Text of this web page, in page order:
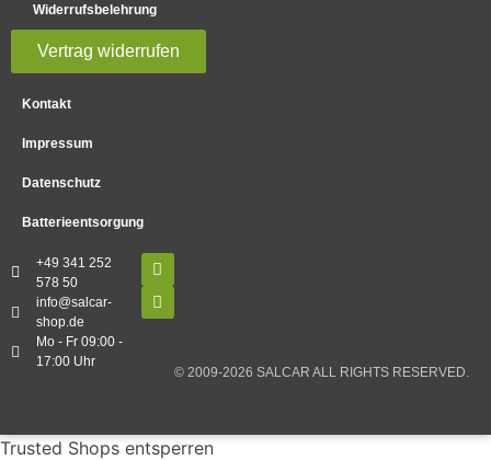
Widerrufsbelehrung
Vertrag widerrufen
Kontakt
Impressum
Datenschutz
Batterieentsorgung
+49 341 252
578 50
info@salcar-
shop.de
Mo - Fr 09:00 -
17:00 Uhr
© 2009-2026 SALCAR ALL RIGHTS RESERVED.
Trusted Shops entsperren